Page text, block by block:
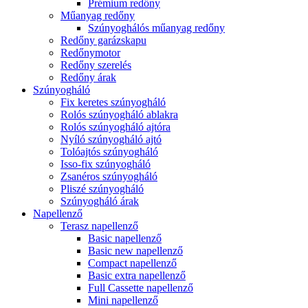
Prémium redőny
Műanyag redőny
Szúnyoghálós műanyag redőny
Redőny garázskapu
Redőnymotor
Redőny szerelés
Redőny árak
Szúnyogháló
Fix keretes szúnyogháló
Rolós szúnyogháló ablakra
Rolós szúnyogháló ajtóra
Nyíló szúnyogháló ajtó
Tolóajtós szúnyogháló
Isso-fix szúnyogháló
Zsanéros szúnyogháló
Pliszé szúnyogháló
Szúnyogháló árak
Napellenző
Terasz napellenző
Basic napellenző
Basic new napellenző
Compact napellenző
Basic extra napellenző
Full Cassette napellenző
Mini napellenző